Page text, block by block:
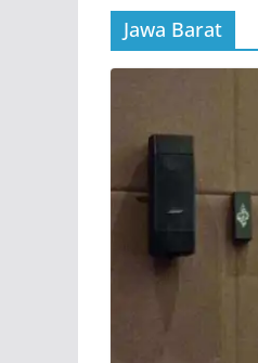
Jawa Barat